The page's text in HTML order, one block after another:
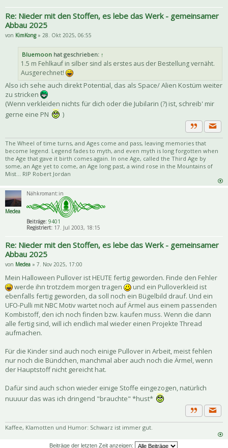
Re: Nieder mit den Stoffen, es lebe das Werk - gemeinsamer
Abbau 2025
von KimKong» 28. Okt 2025, 06:55
Bluemoon hat geschrieben: ↑
1.5 m Fehlkauf in silber sind als erstes aus der Bestellung vernäht.
Ausgerechnet!
Also ich sehe auch direkt Potential, das als Space/ Alien Kostüm weiter
zu stricken
(Wenn verkleiden nichts für dich oder die Jubilarin (?) ist, schreib' mir
gerne eine PN
)
Zitat
The Wheel of time turns, and Ages come and pass, leaving memories that
become legend. Legend fades to myth, and even myth is long forgotten when
the Age that gave it birth comes again. In one Age, called the Third Age by
some, an Age yet to come, an Age long past, a wind rose in the Mountains of
Mist... RIP Robert Jordan
Medea
Nähkromant:in
Beiträge: 9401
Registriert: 17. Jul 2003, 18:15
Re: Nieder mit den Stoffen, es lebe das Werk - gemeinsamer
Abbau 2025
von Medea » 7. Nov 2025, 17:00
Mein Halloween Pullover ist HEUTE fertig geworden. Finde den Fehler
werde ihn trotzdem morgen tragen
und ein Pulloverkleid ist
ebenfalls fertig geworden, da soll noch ein Bügelbild drauf. Und ein
UFO-Pulli mit NBC Motiv wartet noch auf Ärmel aus einem passenden
Kombistoff, den ich noch finden bzw. kaufen muss. Wenn die dann
alle fertig sind, will ich endlich mal wieder einen Projekte Thread
aufmachen.
Für die Kinder sind auch noch einige Pullover in Arbeit, meist fehlen
nur noch die Bündchen, manchmal aber auch noch die Ärmel, wenn
der Hauptstoff nicht gereicht hat.
Dafür sind auch schon wieder einige Stoffe eingezogen, natürlich
nuuuur das was ich dringend "brauchte" *hust*
Zitat
Kaffee, Klamotten und Humor: Schwarz ist immer gut.
Beiträge der letzten Zeit anzeigen: